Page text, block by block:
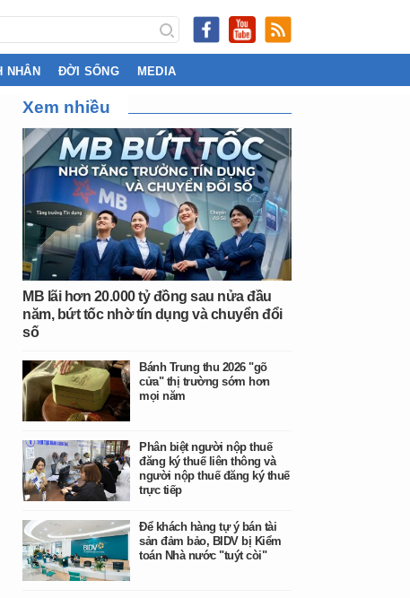
NHÂN ĐỜI SỐNG MEDIA
Xem nhiều
MB lãi hơn 20.000 tỷ đồng sau nửa đầu
năm, bứt tốc nhờ tín dụng và chuyển đổi
số
Bánh Trung thu 2026 "gõ
cửa" thị trường sớm hơn
mọi năm
Phân biệt người nộp thuế
đăng ký thuế liên thông và
người nộp thuế đăng ký thuế
trực tiếp
Để khách hàng tự ý bán tài
sản đảm bảo, BIDV bị Kiểm
toán Nhà nước "tuýt còi"